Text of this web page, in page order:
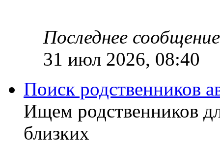
Последнее сообщение
31 июл 2026, 08:40
Поиск родственников
Ищем родственников
близких